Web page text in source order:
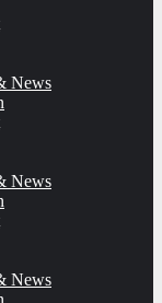
News
News
News